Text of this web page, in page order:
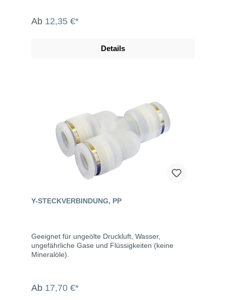
Ab 12,35 €*
Details
Y-STECKVERBINDUNG, PP
Geeignet für ungeölte Druckluft, Wasser,
ungefährliche Gase und Flüssigkeiten (keine
Mineralöle).
Ab 17,70 €*